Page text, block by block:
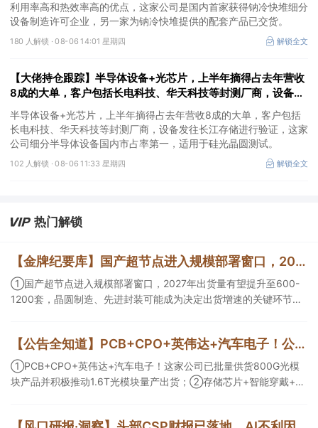
利用率高和热效率高的优点，这家公司是国内首家获得钠冷快堆细分
设备制造许可企业，另一家为钠冷快堆提供的配套产品已交货。
180 人解锁 ·08-06 14:01 星期四 解锁全文
【大佬持仓跟踪】半导体设备+光芯片，上半年摘得占去年营收
8成的大单，客户包括长电科技、华天科技等封测厂商，设备发
往长江存储进行验证，这家公司细分设备国内市占率第一
半导体设备+光芯片，上半年摘得占去年营收8成的大单，客户包括
长电科技、华天科技等封测厂商，设备发往长江存储进行验证，这家
公司细分半导体设备国内市占率第一，适用于硅光晶圆测试。
102 人解锁 ·08-06 11:33 星期四 解锁全文
热门解锁
【金牌纪要库】国产超节点进入规模部署窗口，2027年出货量有望提升至600-1200套，晶圆制造、先进封装可能成为决定出货增速的关键环节
①国产超节点进入规模部署窗口，2027年出货量有望提升至600-
1200套，晶圆制造、先进封装可能成为决定出货增速的关键环节；
换芯片已经由送样验证逐步进入小批量应用，中低速率产品替代有
望加快，400G、800G产品正进入认证和导入阶段。
【公告全知道】PCB+CPO+英伟达+汽车电子！公司已批量供货800G光模块
①PCB+CPO+英伟达+汽车电子！这家公司已批量供货800G光模
块产品并积极推动1.6T光模块量产出货；②存储芯片+智能穿戴+华